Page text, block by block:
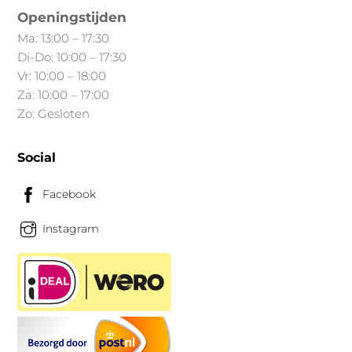
Openingstijden
Ma: 13:00 – 17:30
Di-Do: 10:00 – 17:30
Vr: 10:00 – 18:00
Za: 10:00 – 17:00
Zo: Gesloten
Social
Facebook
Instagram